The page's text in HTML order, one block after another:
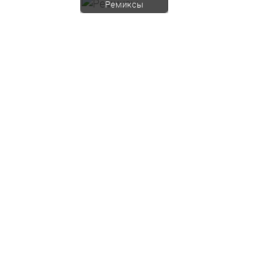
Ремиксы